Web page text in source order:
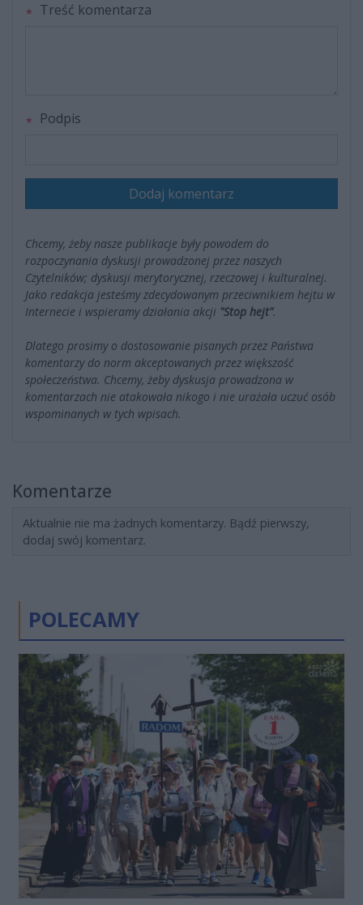
Treść komentarza
Podpis
Dodaj komentarz
Chcemy, żeby nasze publikacje były powodem do
rozpoczynania dyskusji prowadzonej przez naszych
Czytelników; dyskusji merytorycznej, rzeczowej i kulturalnej.
Jako redakcja jesteśmy zdecydowanym przeciwnikiem hejtu w
Internecie i wspieramy działania akcji "Stop hejt".
Dlatego prosimy o dostosowanie pisanych przez Państwa
komentarzy do norm akceptowanych przez większość
społeczeństwa. Chcemy, żeby dyskusja prowadzona w
komentarzach nie atakowała nikogo i nie urażała uczuć osób
wspominanych w tych wpisach.
Komentarze
Aktualnie nie ma żadnych komentarzy. Bądź pierwszy,
dodaj swój komentarz.
POLECAMY